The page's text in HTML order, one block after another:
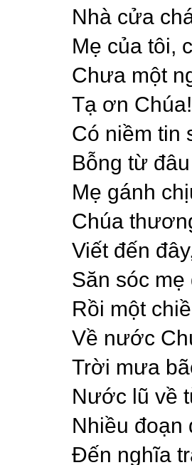
Nhà cửa
Mẹ của tôi,
Chưa một
Tạ ơn
Có niềm tin
Bỗng từ
Mẹ gánh
Chúa
Viết đến
Săn sóc
Rồi một
Về nước
Trời mưa
Nước lũ về
Nhiều
Đến nghĩa